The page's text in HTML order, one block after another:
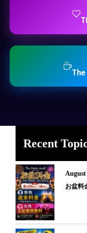
Recent
お盆料